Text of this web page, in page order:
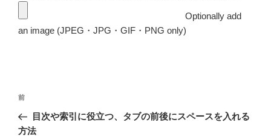
Optionally add
an image (JPEG・JPG・GIF・PNG only)
投
ナ
前
の
投
前
目次や索引に役立つ、タブの前後にスペースを入れる
方法